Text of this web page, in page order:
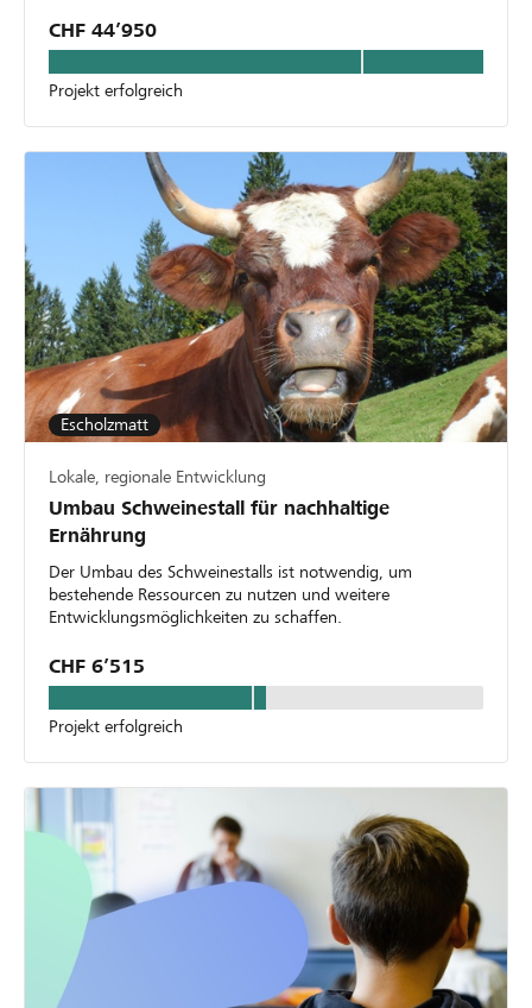
CHF 44’950
Projekt erfolgreich
Escholzmatt
Lokale, regionale Entwicklung
Umbau Schweinestall für nachhaltige
Ernährung
Der Umbau des Schweinestalls ist notwendig, um
bestehende Ressourcen zu nutzen und weitere
Entwicklungsmöglichkeiten zu schaffen.
CHF 6’515
Projekt erfolgreich